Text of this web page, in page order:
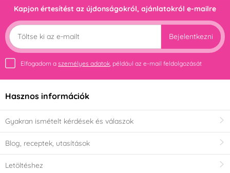
Kapjon értesítést az újdonságokról, ajánlatokról e-mailre
Bejelentkezni
Elfogadom a személyes adatok , például az e-mail feldolgozását
Hasznos információk
Gyakran ismételt kérdések és válaszok
Blog, receptek, utasítások
Letöltéshez